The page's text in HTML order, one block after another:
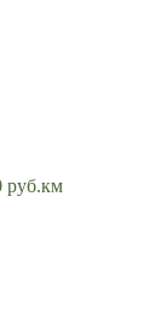
руб.км